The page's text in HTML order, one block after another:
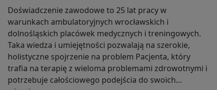
Doświadczenie zawodowe to 25 lat pracy w
warunkach ambulatoryjnych wrocławskich i
dolnośląskich placówek medycznych i treningowych.
Taka wiedza i umiejętności pozwalają na szerokie,
holistyczne spojrzenie na problem Pacjenta, który
trafia na terapię z wieloma problemami zdrowotnymi i
potrzebuje całościowego podejścia do swoich